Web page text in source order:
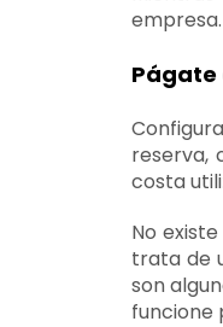
Págate
reserva,
costa
No
trata de
son
funcione